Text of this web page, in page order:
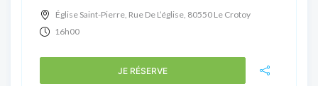
Église Saint-Pierre, Rue De L’église, 80550 Le Crotoy
16h00
JE RÉSERVE